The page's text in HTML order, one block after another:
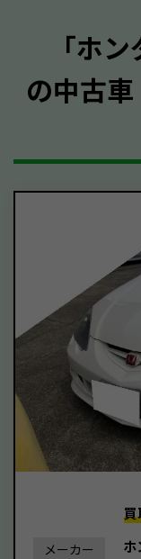
｢ホン
の中古
メーカー ホ